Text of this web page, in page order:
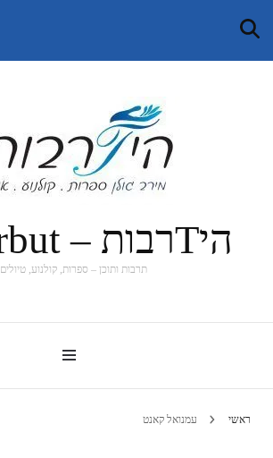
היTרבות – HiTarbut
תרבות ותוכן – ספרות, קולנוע, טיולים
ראשי עמנואל קאנט